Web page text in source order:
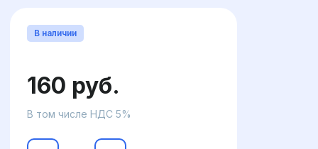
В наличии
160 руб.
В том числе НДС 5%